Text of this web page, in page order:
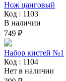
Нож цанговый
Код : 1103
В наличии
749 ₽
Набор кистей №1
Код : 1104
Нет в наличии